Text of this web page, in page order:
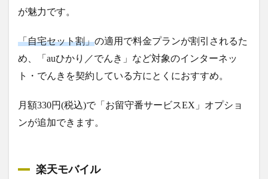
が魅力です。
「自宅セット割」の適用で料金プランが割引されるた
め、「auひかり／でんき」など対象のインターネッ
ト・でんきを契約している方にとくにおすすめ。
月額330円(税込)で「お留守番サービスEX」オプショ
ンが追加できます。
楽天モバイル